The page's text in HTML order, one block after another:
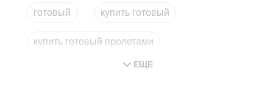
готовый купить готовый
купить готовый пролетами
метровый
ЕЩЕ